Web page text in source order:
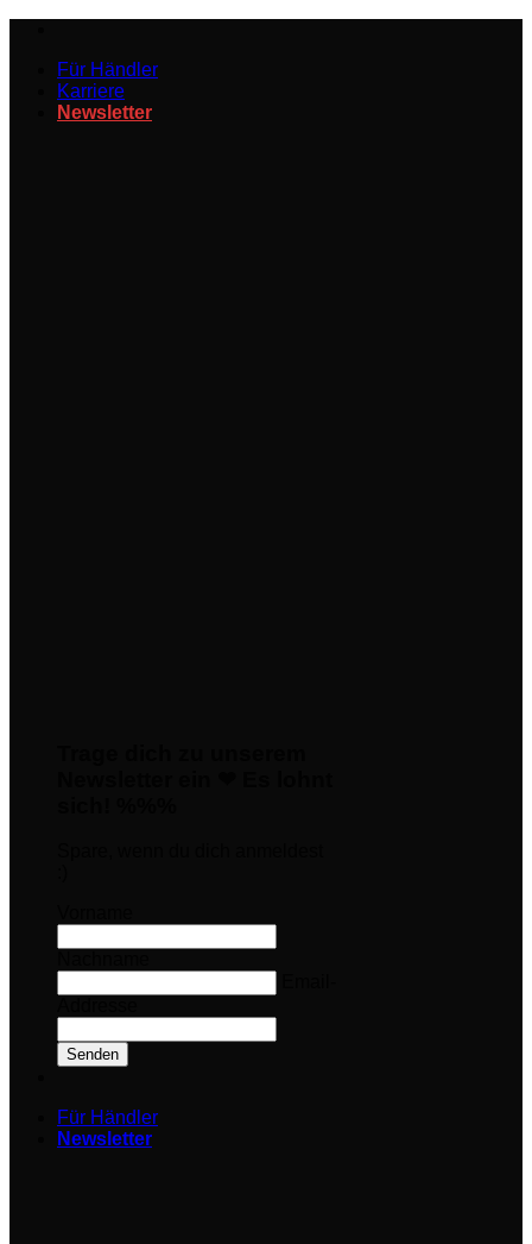
springenFür Händler
Karriere
Newsletter
Senden
Für Händler
Newsletter